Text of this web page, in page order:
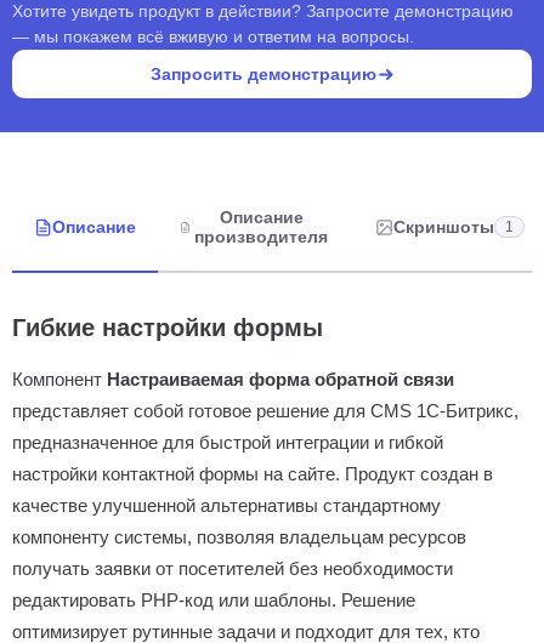
Хотите увидеть продукт в действии? Запросите демонстрацию
— мы покажем всё вживую и ответим на вопросы.
Запросить демонстрацию
Описание
Описание
производителя
Скриншоты 1
Гибкие настройки формы
Компонент Настраиваемая форма обратной связи
представляет собой готовое решение для CMS 1С-Битрикс,
предназначенное для быстрой интеграции и гибкой
настройки контактной формы на сайте. Продукт создан в
качестве улучшенной альтернативы стандартному
компоненту системы, позволяя владельцам ресурсов
получать заявки от посетителей без необходимости
редактировать PHP-код или шаблоны. Решение
оптимизирует рутинные задачи и подходит для тех, кто